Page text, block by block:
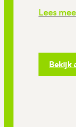
Lees
Bekijk